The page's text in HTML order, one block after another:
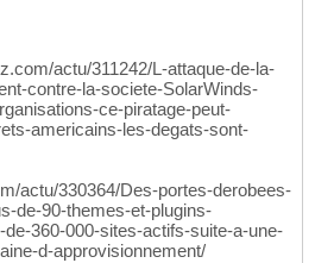
actu/311242/L-attaque-de-la-
contre-la-societe-SolarWinds-
ce-piratage-peut-
americains-les-degats-sont-
actu/330364/Des-portes-derobees-
de-90-themes-et-plugins-
360-000-sites-actifs-suite-a-une-
d-approvisionnement/